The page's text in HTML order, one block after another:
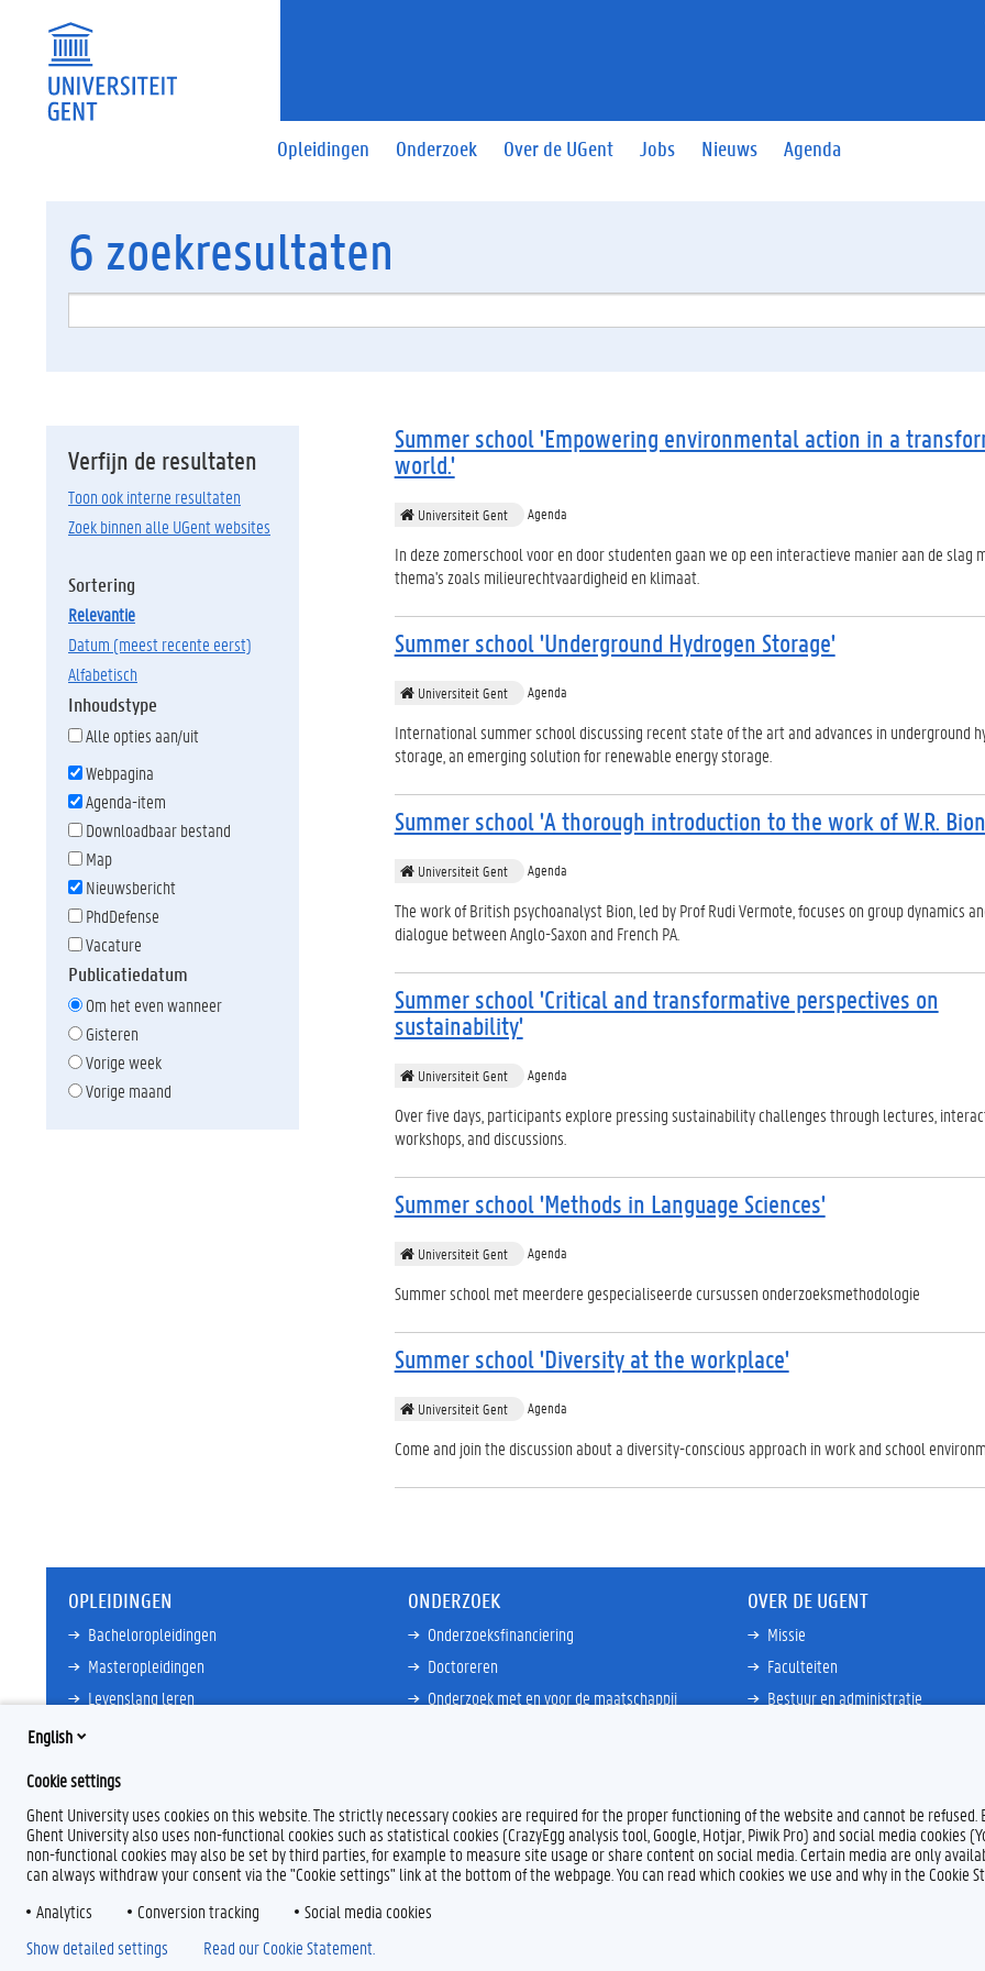
Opleidingen Onderzoek Over de UGent Jobs Nieuws Agenda
6 zoekresultaten
Verfijn de resultaten
Toon ook interne resultaten
Zoek binnen alle UGent websites
Sortering
relevantie
datum (meest recente eerst)
alfabetisch
Inhoudstype
Alle opties aan/uit
Webpagina
Agenda-item
Downloadbaar bestand
Map
Nieuwsbericht
PhdDefense
Vacature
Publicatiedatum
Om het even wanneer
Gisteren
Vorige week
Vorige maand
Summer school 'Empowering environmental action in a
world.'
Universiteit Gent Agenda
In deze zomerschool voor en door studenten gaan we op een interactieve manier aan de slag
thema's zoals milieurechtvaardigheid en klimaat.
Summer school 'Underground Hydrogen Storage'
Universiteit Gent Agenda
International summer school discussing recent state of the art and advances in underground
storage, an emerging solution for renewable energy storage.
Summer school 'A thorough introduction to the work of W.R.
Universiteit Gent Agenda
The work of British psychoanalyst Bion, led by Prof Rudi Vermote, focuses on group dynamics
dialogue between Anglo-Saxon and French PA.
Summer school 'Critical and transformative perspectives on
sustainability'
Universiteit Gent Agenda
Over five days, participants explore pressing sustainability challenges through lectures,
workshops, and discussions.
Summer school 'Methods in Language Sciences'
Universiteit Gent Agenda
Summer school met meerdere gespecialiseerde cursussen onderzoeksmethodologie
Summer school 'Diversity at the workplace'
Universiteit Gent Agenda
Come and join the discussion about a diversity-conscious approach in work and school
OPLEIDINGEN
Bacheloropleidingen
Masteropleidingen
Levenslang leren
ONDERZOEK
Onderzoeksfinanciering
Doctoreren
Onderzoek met en voor de maatschappij
OVER DE UGENT
Missie
Faculteiten
Bestuur en administratie
English
Cookie settings
Ghent University uses cookies on this website. The strictly necessary cookies are required for the proper functioning of the website and cannot be refused.
Ghent University also uses non-functional cookies such as statistical cookies (CrazyEgg analysis tool, Google, Hotjar, Piwik Pro) and social media cookies
non-functional cookies may also be set by third parties, for example to measure site usage or share content on social media. Certain media are only
can always withdraw your consent via the "Cookie settings" link at the bottom of the webpage. You can read which cookies we use and why in the Cookie
Analytics
Conversion tracking Social media cookies
Show detailed settings Read our Cookie Statement.